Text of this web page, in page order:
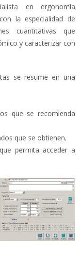
en ergonomía
la especialidad de
cuantitativas que
y caracterizar con
se resume en una
que se recomienda
que se obtienen.
permita acceder a